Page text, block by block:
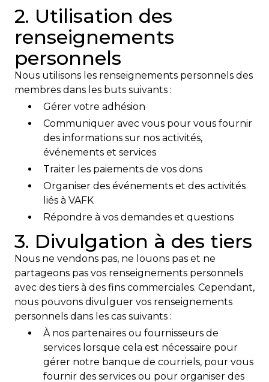
2. Utilisation des
renseignements
personnels
Nous utilisons les renseignements personnels des
membres dans les buts suivants :
Gérer votre adhésion
Communiquer avec vous pour vous fournir
des informations sur nos activités,
événements et services
Traiter les paiements de vos dons
Organiser des événements et des activités
liés à VAFK
Répondre à vos demandes et questions
3. Divulgation à des tiers
Nous ne vendons pas, ne louons pas et ne
partageons pas vos renseignements personnels
avec des tiers à des fins commerciales. Cependant,
nous pouvons divulguer vos renseignements
personnels dans les cas suivants :
À nos partenaires ou fournisseurs de
services lorsque cela est nécessaire pour
gérer notre banque de courriels, pour vous
fournir des services ou pour organiser des